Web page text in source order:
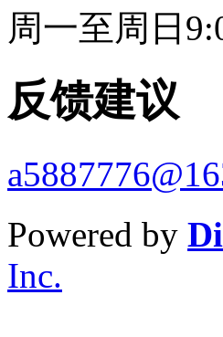
周一至周日
反馈建议
Powered by
Inc.